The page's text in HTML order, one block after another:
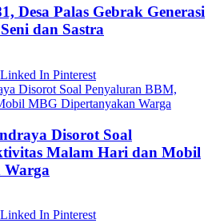
Desa Palas Gebrak Generasi
dan Sastra
Linked In Pinterest
Disorot Soal
Malam Hari dan Mobil
Linked In Pinterest